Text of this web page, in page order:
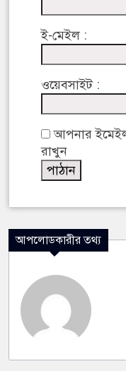
ই-মেইল :
ওয়েবসাইট :
আপনার
রাখুন
আপলোডকারীর তথ্য